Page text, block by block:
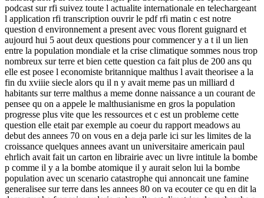
podcast sur rfi suivez toute l actualite internationale en telechargeant
l application rfi transcription ouvrir le pdf rfi matin c est notre
question d environnement a present avec vous florent guignard et
aujourd hui 5 aout deux questions pour commencer y a t il un lien
entre la population mondiale et la crise climatique sommes nous trop
nombreux sur terre et bien cette question ca fait plus de 200 ans qu
elle est posee l economiste britannique malthus l avait theorisee a la
fin du xviiie siecle alors qu il n y avait meme pas un milliard d
habitants sur terre malthus a meme donne naissance a un courant de
pensee qu on a appele le malthusianisme en gros la population
progresse plus vite que les ressources et c est un probleme cette
question elle etait par exemple au coeur du rapport meadows au
debut des annees 70 on vous en a deja parle ici sur les limites de la
croissance quelques annees avant un universitaire americain paul
ehrlich avait fait un carton en librairie avec un livre intitule la bombe
p comme il y a la bombe atomique il y aurait selon lui la bombe
population avec un scenario catastrophe qui annoncait une famine
generalisee sur terre dans les annees 80 on va ecouter ce qu en dit la